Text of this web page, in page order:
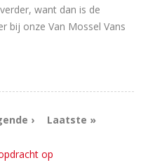
want dan is de
bij onze Van Mossel Vans
› Laatste »
op